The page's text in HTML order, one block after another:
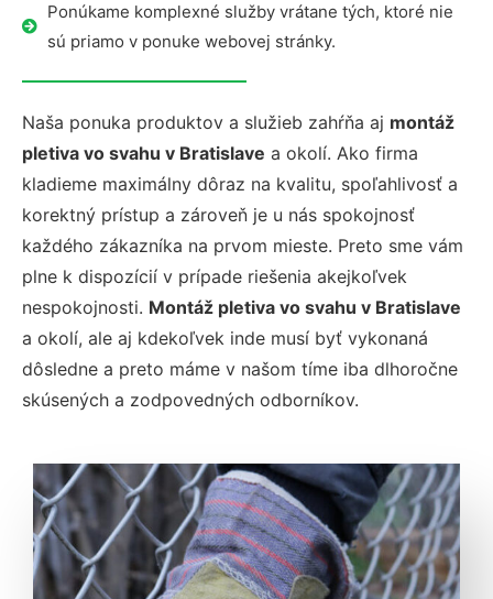
Ponúkame komplexné služby vrátane tých, ktoré nie
sú priamo v ponuke webovej stránky.
Naša ponuka produktov a služieb zahŕňa aj montáž
pletiva vo svahu v Bratislave a okolí. Ako firma
kladieme maximálny dôraz na kvalitu, spoľahlivosť a
korektný prístup a zároveň je u nás spokojnosť
každého zákazníka na prvom mieste. Preto sme vám
plne k dispozícií v prípade riešenia akejkoľvek
nespokojnosti. Montáž pletiva vo svahu v Bratislave
a okolí, ale aj kdekoľvek inde musí byť vykonaná
dôsledne a preto máme v našom tíme iba dlhoročne
skúsených a zodpovedných odborníkov.